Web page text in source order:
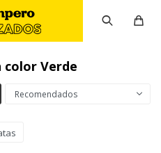
Verde
Recomendados